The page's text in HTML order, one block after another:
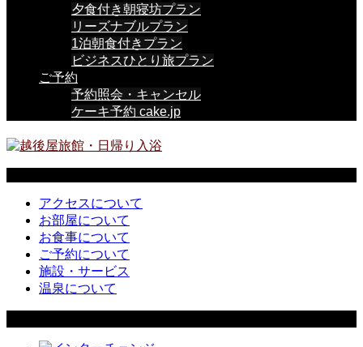
夕食付き朝寝坊プラン
リーズナブルプラン
1泊朝食付きプラン
ビジネスひとり旅プラン
ご予約
予約照会・キャンセル
ケーキ予約 cake.jp
アクセスについて
お部屋について
お食事について
ご予約について
施設・サービス
温泉について